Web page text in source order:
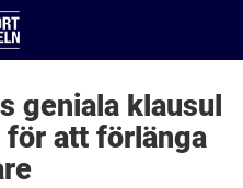
geniala klausul
att förlänga